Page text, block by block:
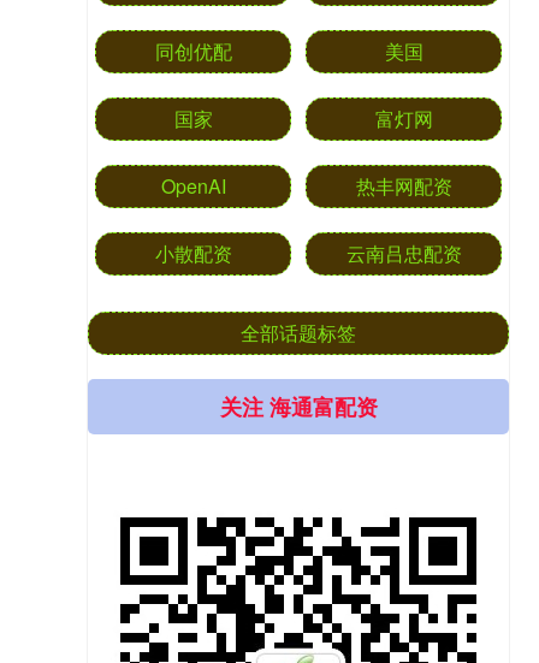
同创优配 美国
国家 富灯网
OpenAI 热丰网配资
小散配资 云南吕忠配资
全部话题标签
关注 海通富配资